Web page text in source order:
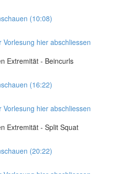
(10:08)
Vorlesung hier abschliessen
Extremität - Beincurls
(16:22)
Vorlesung hier abschliessen
Extremität - Split Squat
(20:22)